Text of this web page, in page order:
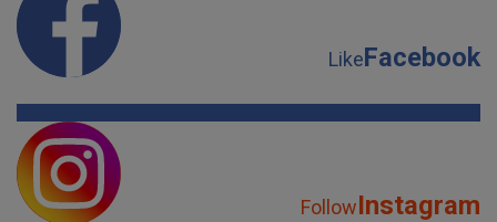
LikeFacebook
FollowInstagram